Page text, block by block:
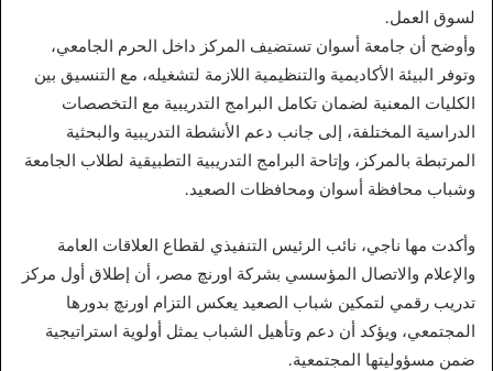
لسوق العمل.
وأوضح أن جامعة أسوان تستضيف المركز داخل الحرم الجامعي،
وتوفر البيئة الأكاديمية والتنظيمية اللازمة لتشغيله، مع التنسيق بين
الكليات المعنية لضمان تكامل البرامج التدريبية مع التخصصات
الدراسية المختلفة، إلى جانب دعم الأنشطة التدريبية والبحثية
المرتبطة بالمركز، وإتاحة البرامج التدريبية التطبيقية لطلاب الجامعة
وشباب محافظة أسوان ومحافظات الصعيد.
وأكدت مها ناجي، نائب الرئيس التنفيذي لقطاع العلاقات العامة
والإعلام والاتصال المؤسسي بشركة اورنچ مصر، أن إطلاق أول مركز
تدريب رقمي لتمكين شباب الصعيد يعكس التزام اورنچ بدورها
المجتمعي، ويؤكد أن دعم وتأهيل الشباب يمثل أولوية استراتيجية
ضمن مسؤوليتها المجتمعية.